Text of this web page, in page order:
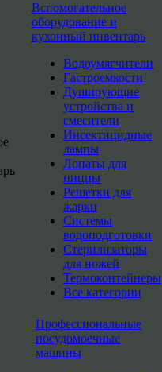
Вспомогательное
оборудование и
кухонный инвентарь
Водоумягчители
Гастроемкости
Душирующие
устройства и
смесители
Инсектицидные
лампы
Лопаты для
пиццы
Решетки для
жарки
Системы
водоподготовки
Стерилизаторы
для ножей
Термоконтейнеры
Все категории
Профессиональные
посудомоечные
машины